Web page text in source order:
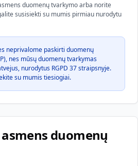
duomenų tvarkymo arba norite
susisiekti su mumis pirmiau nurodytu
neprivalome paskirti duomenų
nes mūsų duomenų tvarkymas
nurodytus RGPD 37 straipsnyje.
su mumis tiesiogiai.
duomenų